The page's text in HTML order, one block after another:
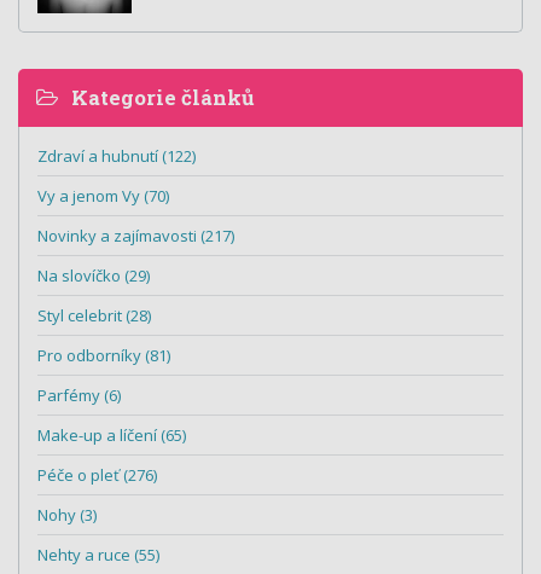
Kategorie článků
Zdraví a hubnutí (122)
Vy a jenom Vy (70)
Novinky a zajímavosti (217)
Na slovíčko (29)
Styl celebrit (28)
Pro odborníky (81)
Parfémy (6)
Make-up a líčení (65)
Péče o pleť (276)
Nohy (3)
Nehty a ruce (55)